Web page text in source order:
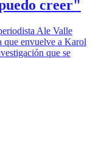
creer"
Ale Valle
que envuelve a Karol
que se